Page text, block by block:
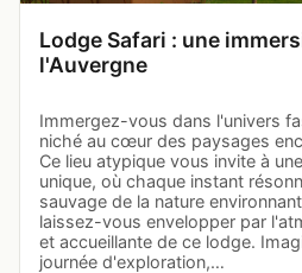
Lodge Safari : une
l'Auvergne
Immergez-vous dans l'univers
niché au cœur des paysages
Ce lieu atypique vous invite à
unique, où chaque instant
sauvage de la nature
laissez-vous envelopper par
et accueillante de ce lodge.
journée d'exploration,…